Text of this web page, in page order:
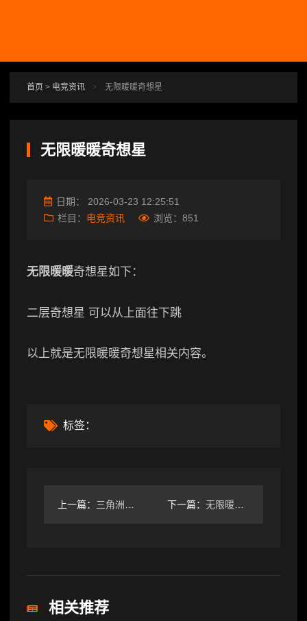
首页 > 电竞资讯 > 无限暖暖奇想星
无限暖暖奇想星
日期： 2026-03-23 12:25:51
栏目： 电竞资讯 浏览： 851
无限暖暖奇想星如下：
二层奇想星 可以从上面往下跳
以上就是无限暖暖奇想星相关内容。
标签：
上一篇： 三角洲行动普坝打了二十亿了，感觉还是得起点装备打 下一篇： 无限暖暖奇想星
相关推荐